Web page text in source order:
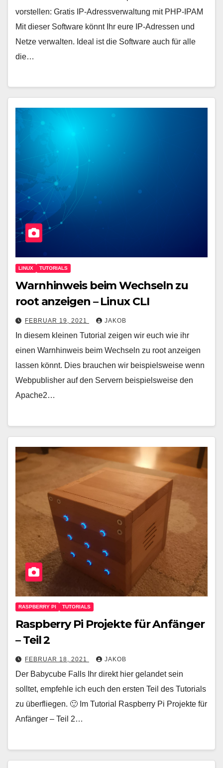
vorstellen: Gratis IP-Adressverwaltung mit PHP-IPAM
Mit dieser Software könnt Ihr eure IP-Adressen und
Netze verwalten. Ideal ist die Software auch für alle
die…
LINUX TUTORIALS
Warnhinweis beim Wechseln zu
root anzeigen – Linux CLI
FEBRUAR 19, 2021 JAKOB
In diesem kleinen Tutorial zeigen wir euch wie ihr
einen Warnhinweis beim Wechseln zu root anzeigen
lassen könnt. Dies brauchen wir beispielsweise wenn
Webpublisher auf den Servern beispielsweise den
Apache2…
RASPBERRY PI TUTORIALS
Raspberry Pi Projekte für Anfänger
– Teil 2
FEBRUAR 18, 2021 JAKOB
Der Babycube Falls Ihr direkt hier gelandet sein
solltet, empfehle ich euch den ersten Teil des Tutorials
zu überfliegen. 🙂 Im Tutorial Raspberry Pi Projekte für
Anfänger – Teil 2…